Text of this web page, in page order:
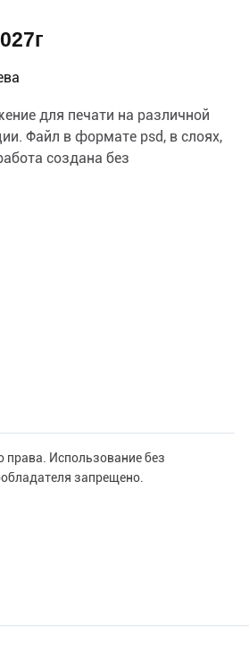
для печати на различной
Файл в формате psd, в слоях,
создана без
права. Использование без
запрещено.